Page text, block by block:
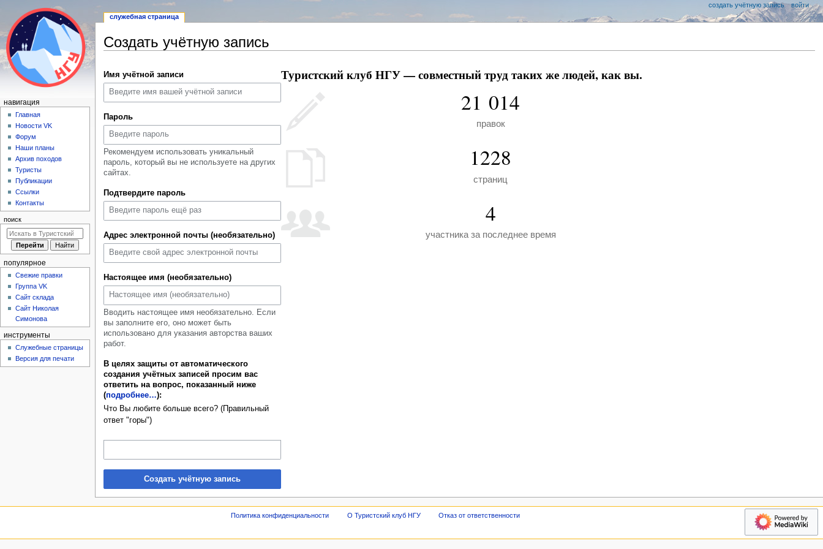
Создать учётную запись
к
навигации
к
поиску
Имя учётной записи
Пароль
Рекомендуем использовать уникальный
пароль, который вы не используете на других
сайтах.
Подтвердите пароль
Адрес электронной почты (необязательно)
Настоящее имя (необязательно)
Вводить настоящее имя необязательно. Если
вы заполните его, оно может быть
использовано для указания авторства ваших
работ.
В целях защиты от автоматического
создания учётных записей просим вас
ответить на вопрос, показанный ниже
(подробнее…):
Что Вы любите больше всего? (Правильный
ответ "горы")
Создать учётную запись
Туристский клуб НГУ — совместный труд таких же людей, как вы.
21 014
правок
1228
страниц
4
участника за последнее время
Н
я
служебная страница
создать учётную запись войти
навигация
Главная
Новости VK
Форум
Наши планы
Архив походов
Туристы
Публикации
Ссылки
Контакты
поиск
популярное
Свежие правки
Группа VK
Сайт склада
Сайт Николая
Симонова
инструменты
Служебные страницы
Версия для печати
Политика конфиденциальности О Туристский клуб НГУ Отказ от ответственности